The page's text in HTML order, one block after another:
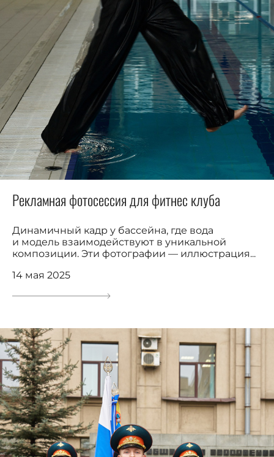
Рекламная фотосессия для фитнес клуба
Динамичный кадр у бассейна, где вода
и модель взаимодействуют в уникальной
композиции. Эти фотографии — иллюстрация...
14 мая 2025